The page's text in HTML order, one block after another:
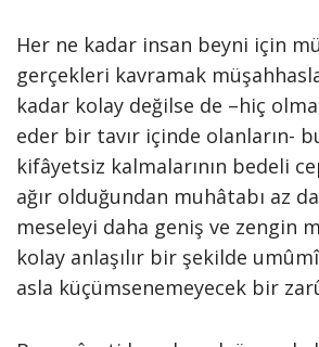
Her ne kadar insan beyni için
gerçekleri kavramak
kadar kolay değilse de –hiç
eder bir tavır içinde olanların-
kifâyetsiz kalmalarının bedeli
ağır olduğundan muhâtabı az
meseleyi daha geniş ve zengin
kolay anlaşılır bir şekilde
asla küçümsenemeyecek bir